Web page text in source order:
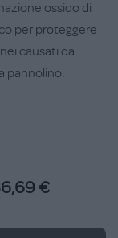
ossido di
per proteggere
causati da
pannolino.
adulta.
€